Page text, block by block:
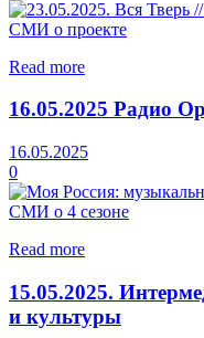
СМИ о проекте
Read more
16.05.2025 Радио
16.05.2025
0
СМИ о 4 сезоне
Read more
15.05.2025.
и культуры